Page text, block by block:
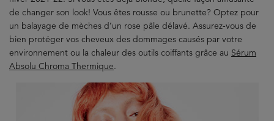
de changer son look! Vous êtes rousse ou brunette? Optez pour
un balayage de mèches d’un rose pâle délavé. Assurez-vous de
bien protéger vos cheveux des dommages causés par votre
environnement ou la chaleur des outils coiffants grâce au Sérum
Absolu Chroma Thermique.